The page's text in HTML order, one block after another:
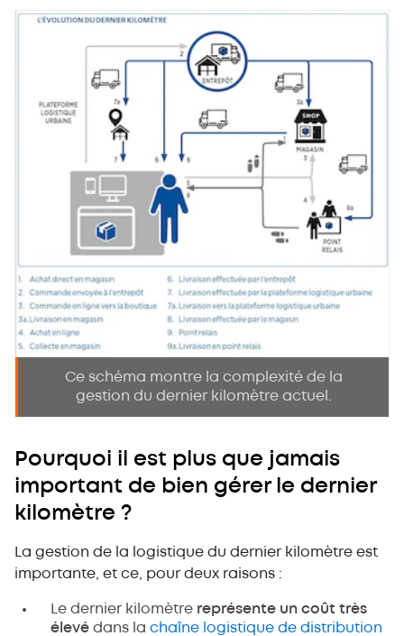
Ce schéma montre la complexité de la
gestion du dernier kilomètre actuel.
Pourquoi il est plus que jamais
important de bien gérer le dernier
kilomètre ?
La gestion de la logistique du dernier kilomètre est
importante, et ce, pour deux raisons :
Le dernier kilomètre représente un coût très
élevé dans la chaîne logistique de distribution